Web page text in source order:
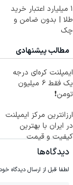
۱ میلیارد اعتبار خرید
طلا | بدون ضامن و
چک
مطالب پیشنهادی
ایمپلنت کره‌ای درجه
یک فقط 6 میلیون
تومن❗
ارزانترین مرکز ایمپلنت
در ایران با بهترین
کیفیت و قیمت
دیدگاه‌ها
لطفا قبل از ارسال دیدگاه